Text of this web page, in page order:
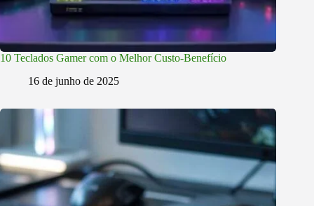
10 Teclados Gamer com o Melhor Custo-Benefício
16 de junho de 2025